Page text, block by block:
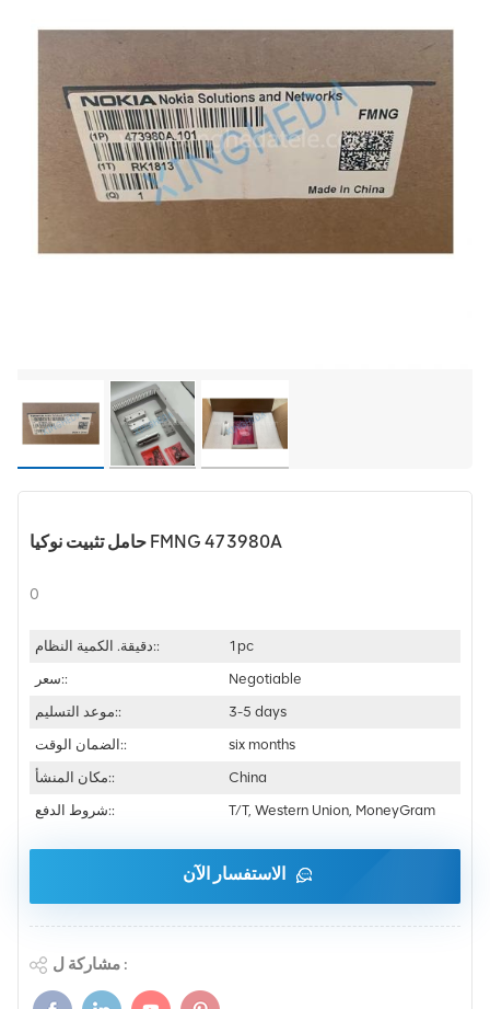
حامل تثبيت نوكيا FMNG 473980A
0
دقيقة. الكمية النظام::
1pc
سعر::
Negotiable
موعد التسليم::
3-5 days
الضمان الوقت::
six months
مكان المنشأ::
China
شروط الدفع::
T/T, Western Union, MoneyGram
الاستفسار الآن
مشاركة ل :